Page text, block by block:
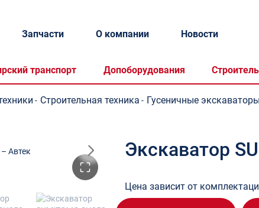
транспорт Допоборудования
Запчасти О компании Новости
- Строительная техника - Гусеничные экскаваторы
Экскаватор
Цена зависит от